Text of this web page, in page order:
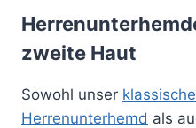
zweite Haut
Sowohl unser
Herrenunterhemd als